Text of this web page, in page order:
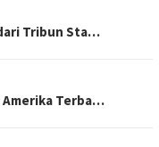
Tribun Sta…
Amerika Terba…